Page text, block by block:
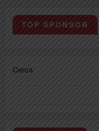
TOP SPONSOR
Cerca